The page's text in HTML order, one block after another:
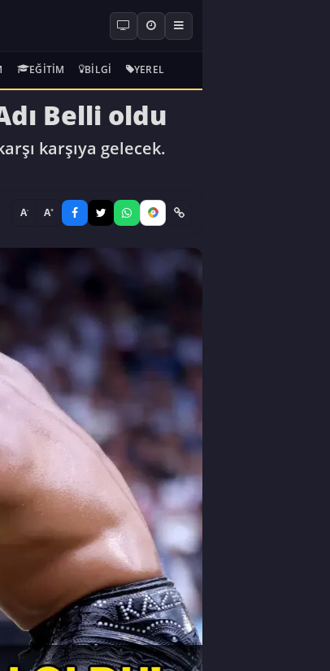
EĞITIM BILGI YEREL
Belli oldu
karşıya gelecek.
A- A+